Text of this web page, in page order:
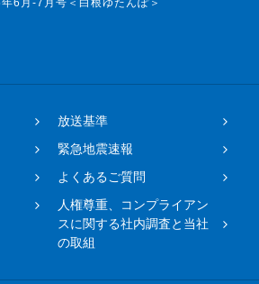
放送基準
緊急地震速報
よくあるご質問
人権尊重、コンプライアン
スに関する社内調査と当社
の取組